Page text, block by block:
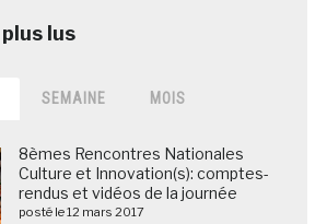
SEMAINE MOIS
8èmes Rencontres Nationales
Culture et Innovation(s): comptes-
rendus et vidéos de la journée
posté le 12 mars 2017